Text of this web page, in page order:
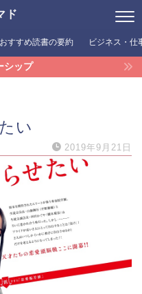
ド
おすすめ読書の要約 ビジネス・仕
シップ
い
2019年9月21日